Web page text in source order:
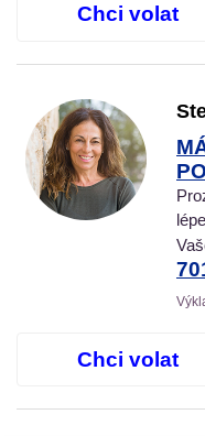
Chci volat
Chci volat